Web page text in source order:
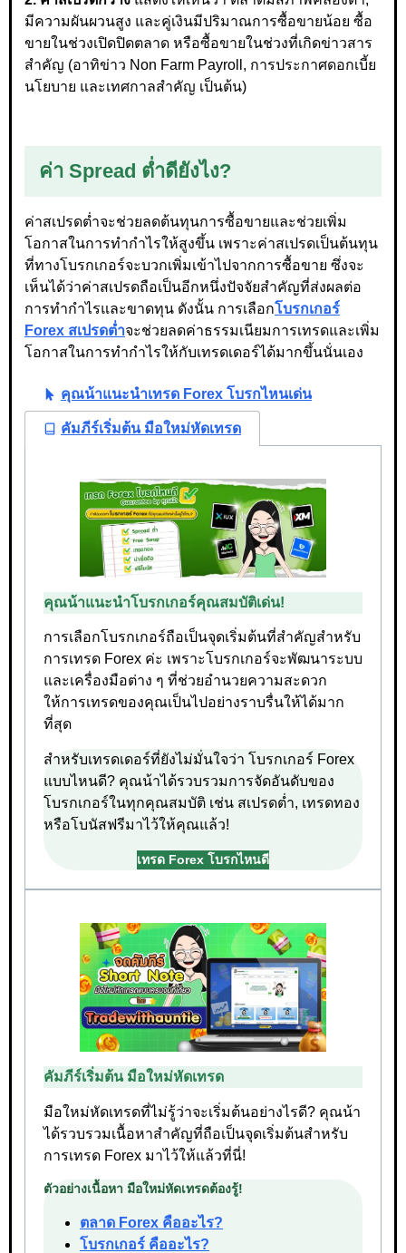
มีความผันผวนสูง และคู่เงินมีปริมาณการซื้อขายน้อย ซื้อ
ขายในช่วงเปิดปิดตลาด หรือซื้อขายในช่วงที่เกิดข่าวสาร
สำคัญ (อาทิข่าว Non Farm Payroll, การประกาศดอกเบี้ย
นโยบาย และเทศกาลสำคัญ เป็นต้น)
ค่า Spread ต่ำดียังไง?
ค่าสเปรดต่ำจะช่วยลดต้นทุนการซื้อขายและช่วยเพิ่ม
โอกาสในการทำกำไรให้สูงขึ้น เพราะค่าสเปรดเป็นต้นทุน
ที่ทางโบรกเกอร์จะบวกเพิ่มเข้าไปจากการซื้อขาย ซึ่งจะ
เห็นได้ว่าค่าสเปรดถือเป็นอีกหนึ่งปัจจัยสำคัญที่ส่งผลต่อ
การทำกำไรและขาดทุน ดังนั้น การเลือกโบรกเกอร์
Forex สเปรดต่ำจะช่วยลดค่าธรรมเนียมการเทรดและเพิ่ม
โอกาสในการทำกำไรให้กับเทรดเดอร์ได้มากขึ้นนั่นเอง
คุณน้าแนะนำเทรด Forex โบรกไหนเด่น
คัมภีร์เริ่มต้น มือใหม่หัดเทรด
คุณน้าแนะนำโบรกเกอร์คุณสมบัติเด่น!
การเลือกโบรกเกอร์ถือเป็นจุดเริ่มต้นที่สำคัญสำหรับ
การเทรด Forex ค่ะ เพราะโบรกเกอร์จะพัฒนาระบบ
และเครื่องมือต่าง ๆ ที่ช่วยอำนวยความสะดวก
ให้การเทรดของคุณเป็นไปอย่างราบรื่นให้ได้มาก
ที่สุด
สำหรับเทรดเดอร์ที่ยังไม่มั่นใจว่า โบรกเกอร์ Forex
แบบไหนดี? คุณน้าได้รวบรวมการจัดอันดับของ
โบรกเกอร์ในทุกคุณสมบัติ เช่น สเปรดต่ำ, เทรดทอง
หรือโบนัสฟรีมาไว้ให้คุณแล้ว!
เทรด Forex โบรกไหนดี
คัมภีร์เริ่มต้น มือใหม่หัดเทรด
มือใหม่หัดเทรดที่ไม่รู้ว่าจะเริ่มต้นอย่างไรดี? คุณน้า
ได้รวบรวมเนื้อหาสำคัญที่ถือเป็นจุดเริ่มต้นสำหรับ
การเทรด Forex มาไว้ให้แล้วที่นี่!
ตัวอย่างเนื้อหา มือใหม่หัดเทรดต้องรู้!
ตลาด Forex คืออะไร?
โบรกเกอร์ คืออะไร?